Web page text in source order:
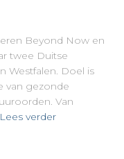
Beyond Now en
twee Duitse
Westfalen. Doel is
van gezonde
Van
Lees verder